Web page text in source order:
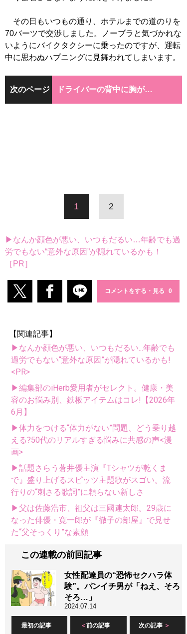
その日もいつもの通り、ホテルまでの道のりを
70バーツで交渉しました。ノーブラと気づかれな
いようにバイクタクシーに乗ったのですが、運転
中に思わぬハプニングに見舞われてしまいます。
次のページ ドライバーの背中に胸が…
1 2
▶なんか顔色が悪い、いつもだるい…年齢でも過
労でもない“意外な原因”が隠れているかも！
［PR］
コメントをする・見る
【関連記事】
▶なんか顔色が悪い、いつもだるい...年齢でも
過労でもない“意外な原因”が隠れているかも!
<PR>
▶編集部のiHerb愛用者がセレクト。健康・美
容のお悩み別、鉄板アイテムはコレ!【2026年
6月】
▶体力をつける“体力がない”問題、どう乗り越
える?50代のリアルすぎる悩みに共感の声<漫
画>
▶話題さらう蒼井優主演『Tシャツが乾くま
で』盛り上げるスピッツ主題歌がスゴい。流
行りの“刺さる歌詞”に頼らない新しさ
▶父は佐藤浩市、祖父は三國連太郎。29歳に
なった俳優・寛一郎が『徹子の部屋』で見せ
た“父そっくり”な素顔
この連載の前回記事
女性配達員の“恐怖セクハラ体
験”。パンイチ男が「ねえ、そろ
そろ…」
2024.07.14
最初の記事 前の記事 次の記事